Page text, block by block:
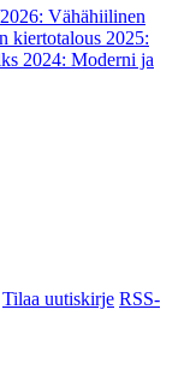
Vähähiilinen
kiertotalous 2025:
2024: Moderni ja
Tilaa uutiskirje RSS-